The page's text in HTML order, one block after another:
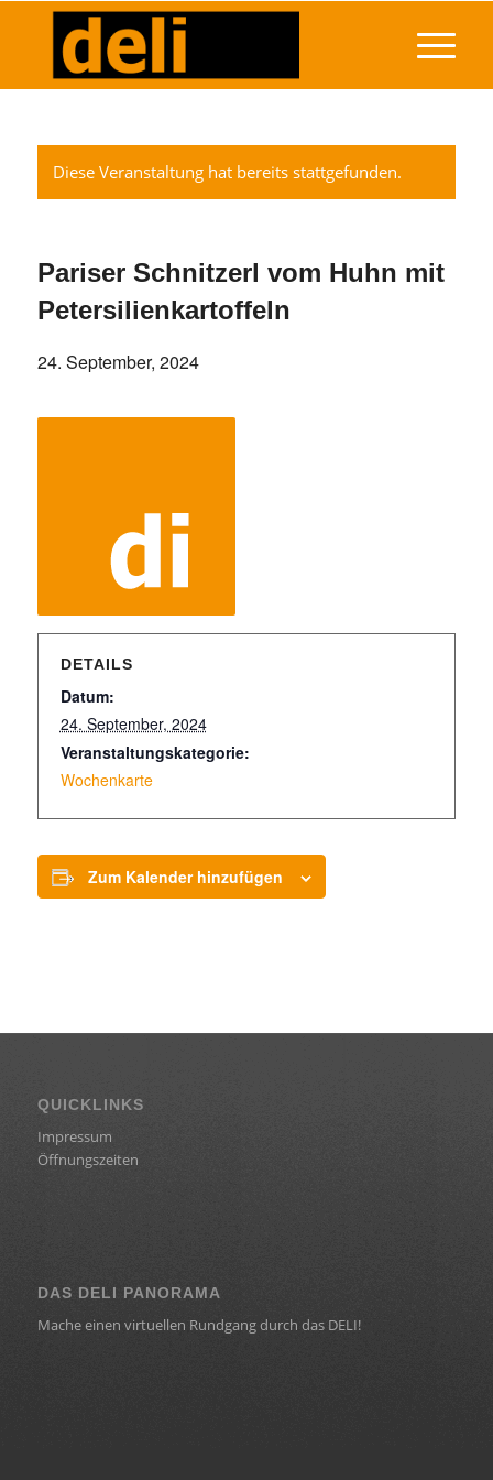
Diese Veranstaltung hat bereits stattgefunden.
Pariser Schnitzerl vom Huhn mit
Petersilienkartoffeln
24. September, 2024
DETAILS
Datum:
24. September, 2024
Veranstaltungskategorie:
Wochenkarte
Zum Kalender hinzufügen
QUICKLINKS
Impressum
Öffnungszeiten
DAS DELI PANORAMA
Mache einen virtuellen Rundgang durch das DELI!